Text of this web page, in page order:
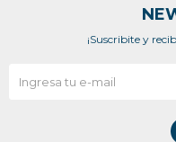
¡Suscribite y